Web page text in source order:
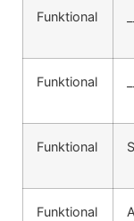
Funktional
Funktional
Funktional
Funktional